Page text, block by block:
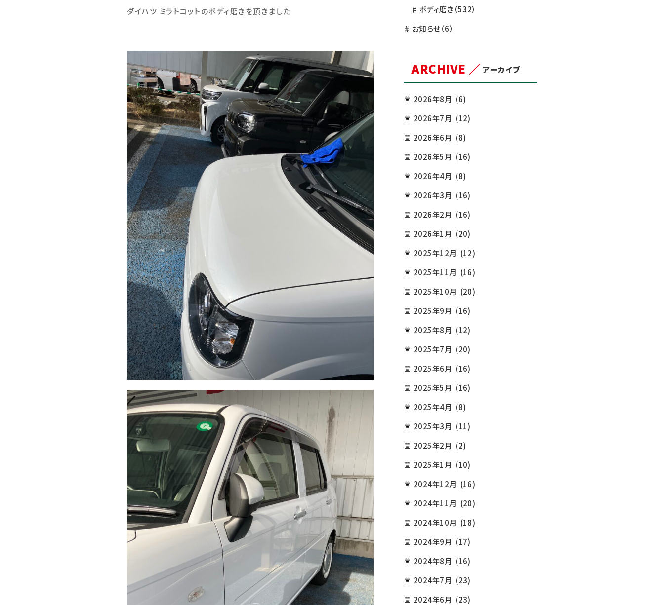
TOP
GREETING
ごあいさつ
COMPANY
会社概要
INFORMATION / BLOG
お知らせ・ブログ
ダイハツ ミラトコットのボディ磨きを頂きました
ボディ磨き（532）
お知らせ（6）
ARCHIVE ／ アーカイブ
2026年8月 (6)
2026年7月 (12)
2026年6月 (8)
2026年5月 (16)
2026年4月 (8)
2026年3月 (16)
2026年2月 (16)
2026年1月 (20)
2025年12月 (12)
2025年11月 (16)
2025年10月 (20)
2025年9月 (16)
2025年8月 (12)
2025年7月 (20)
2025年6月 (16)
2025年5月 (16)
2025年4月 (8)
2025年3月 (11)
2025年2月 (2)
2025年1月 (10)
2024年12月 (16)
2024年11月 (20)
2024年10月 (18)
2024年9月 (17)
2024年8月 (16)
2024年7月 (23)
2024年6月 (23)